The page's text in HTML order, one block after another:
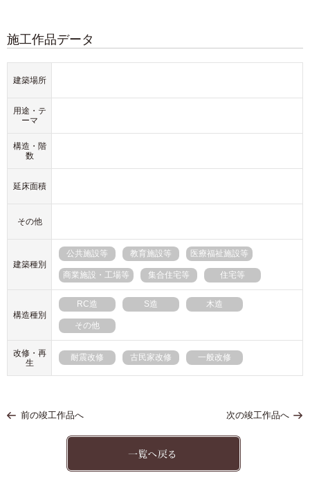
施工作品データ
建築場所
用途・テ
ーマ
構造・階
数
延床面積
その他
建築種別
公共施設等 教育施設等 医療福祉施設等
商業施設・工場等 集合住宅等 住宅等
構造種別
RC造 S造 木造
その他
改修・再
生
耐震改修 古民家改修 一般改修
前の竣工作品へ 次の竣工作品へ